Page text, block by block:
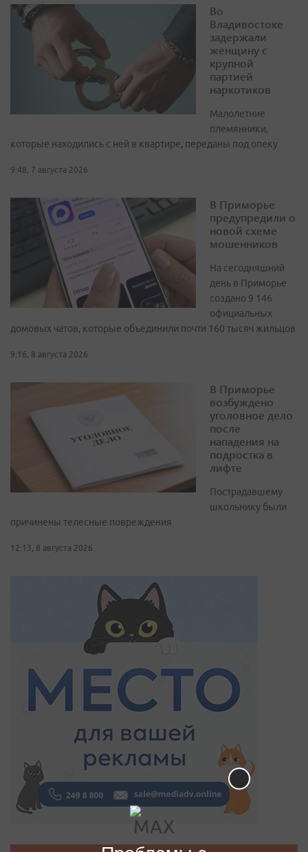
Во
Владивостоке
задержали
женщину с
крупной
партией
наркотиков
Малолетние
племянники,
которые находились с ней в квартире, переданы под опеку
9:48, 7 августа 2026
В Приморье
предупредили о
новой схеме
мошенников
На сегодняшний
день в Приморье
создано 9 146
официальных
домовых чатов, которые объединили почти 160 тысяч жильцов
9:16, 8 августа 2026
В Приморье
возбуждено
уголовное дело
после
нападения на
подростка в
лифте
Пострадавшему
школьнику были
причинены телесные повреждения
12:13, 8 августа 2026